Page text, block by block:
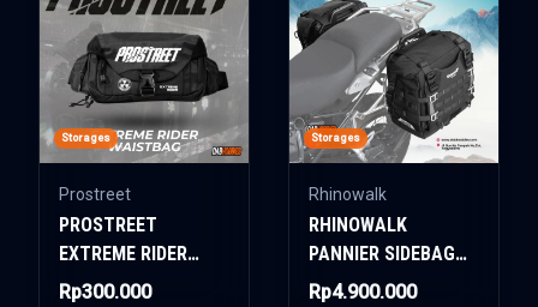
Storages
Prostreet
PROSTREET
EXTREME RIDER
WAISTBAG -
Rp300.000
Storages
Rhinowalk
RHINOWALK
PANNIER SIDEBAG
MJX2004 35L
Rp4.900.000